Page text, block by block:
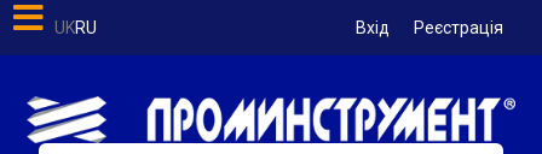
UKRU Вхід Реєстрація